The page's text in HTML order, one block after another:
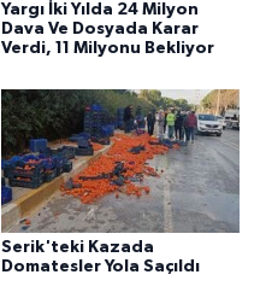
Yargı İki Yılda 24 Milyon
Dava Ve Dosyada Karar
Verdi, 11 Milyonu Bekliyor
Serik'teki Kazada
Domatesler Yola Saçıldı